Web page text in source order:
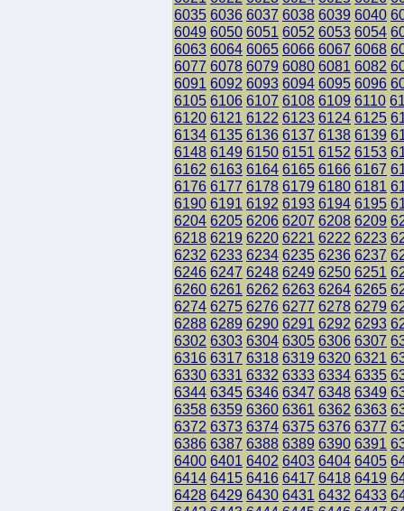
6035 6036 6037 6038 6039 6040
6049 6050 6051 6052 6053 6054
6063 6064 6065 6066 6067 6068
6077 6078 6079 6080 6081 6082
6091 6092 6093 6094 6095 6096
6105 6106 6107 6108 6109 6110
6120 6121 6122 6123 6124 6125
6134 6135 6136 6137 6138 6139
6148 6149 6150 6151 6152 6153
6162 6163 6164 6165 6166 6167
6176 6177 6178 6179 6180 6181
6190 6191 6192 6193 6194 6195
6204 6205 6206 6207 6208 6209
6218 6219 6220 6221 6222 6223
6232 6233 6234 6235 6236 6237
6246 6247 6248 6249 6250 6251
6260 6261 6262 6263 6264 6265
6274 6275 6276 6277 6278 6279
6288 6289 6290 6291 6292 6293
6302 6303 6304 6305 6306 6307
6316 6317 6318 6319 6320 6321
6330 6331 6332 6333 6334 6335
6344 6345 6346 6347 6348 6349
6358 6359 6360 6361 6362 6363
6372 6373 6374 6375 6376 6377
6386 6387 6388 6389 6390 6391
6400 6401 6402 6403 6404 6405
6414 6415 6416 6417 6418 6419
6428 6429 6430 6431 6432 6433